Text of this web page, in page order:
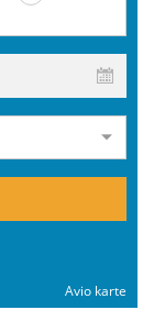
Avio karte